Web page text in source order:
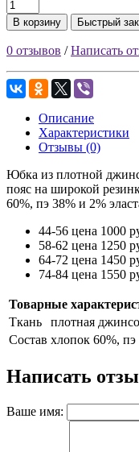
В корзину Быстрый
0 отзывов /Написать
Описание
Характеристики
Отзывы (0)
Юбка из плотной
пояс на широкой
60%, пэ 38% и 2%
44-56 цена 1000
58-62 цена 1250
64-72 цена 1450
74-84 цена 1550
Товарные
Ткань
плотная
Состав хлопок 60%, пэ
Написать
Ваше имя: